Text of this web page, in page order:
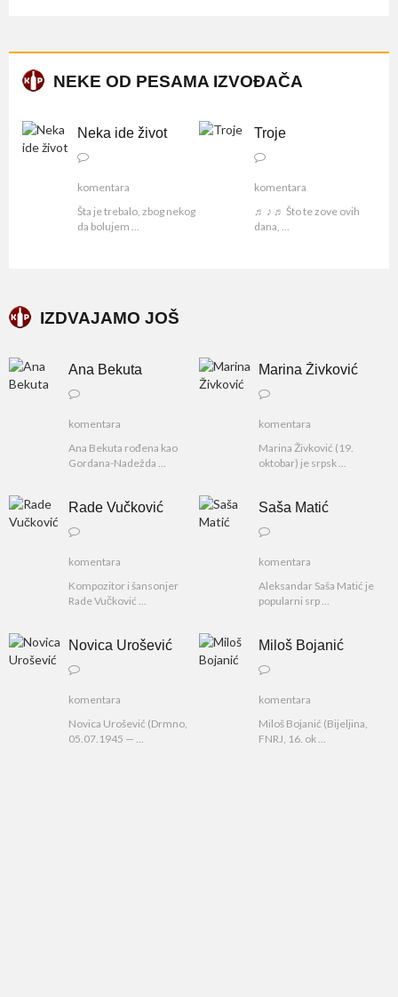
NEKE OD PESAMA IZVOĐAČA
Neka ide život
komentara
Šta je trebalo, zbog nekog
da bolujem ...
Troje
komentara
♬ ♪ ♬ Što te zove ovih
dana, ...
IZDVAJAMO JOŠ
Ana Bekuta
komentara
Ana Bekuta rođena kao
Gordana-Nadežda ...
Marina Živković
komentara
Marina Živković (19.
oktobar) je srpsk ...
Rade Vučković
komentara
Kompozitor i šansonjer
Rade Vučković ...
Saša Matić
komentara
Aleksandar Saša Matić je
popularni srp ...
Novica Urošević
komentara
Novica Urošević (Drmno,
05.07.1945 — ...
Miloš Bojanić
komentara
Miloš Bojanić (Bijeljina,
FNRJ, 16. ok ...